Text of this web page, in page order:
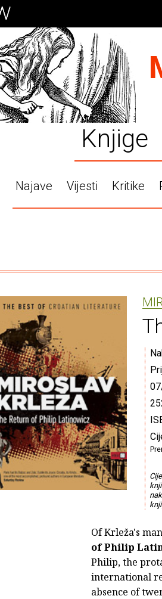
Knjige
Najave Vijesti Kritike
Of Krleža's
of Philip
Philip, the
international
absence of